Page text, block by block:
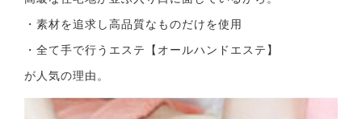
・素材を追求し高品質なものだけを使用
・全て手で行うエステ【オールハンドエステ】
が人気の理由。